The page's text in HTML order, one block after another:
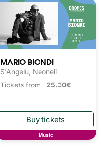
MARIO BIONDI
S'Angelu, Neoneli
Tickets from 25.30€
Music